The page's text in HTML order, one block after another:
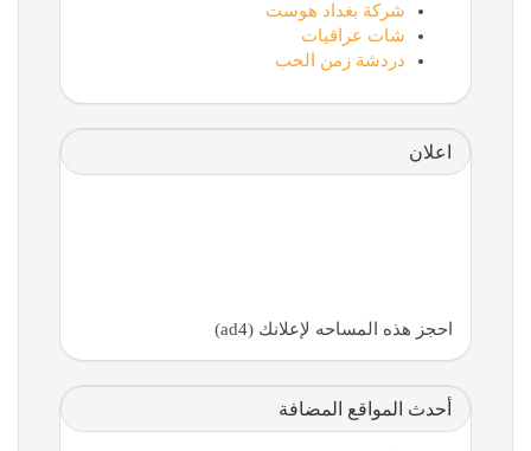
شركة بغداد هوست
شات عراقيات
دردشة زمن الحب
اعلان
احجز هذه المساحه لإعلانك (ad4)
أحدث المواقع المضافة